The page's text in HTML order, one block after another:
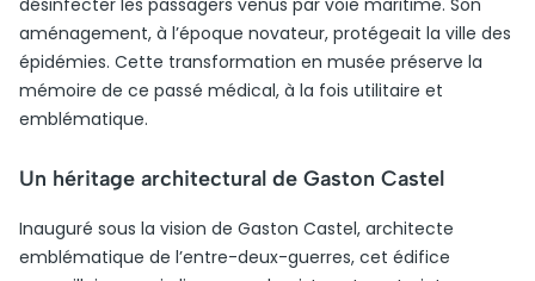
désinfecter les passagers venus par voie maritime. Son
aménagement, à l’époque novateur, protégeait la ville des
épidémies. Cette transformation en musée préserve la
mémoire de ce passé médical, à la fois utilitaire et
emblématique.
Un héritage architectural de Gaston Castel
Inauguré sous la vision de Gaston Castel, architecte
emblématique de l’entre-deux-guerres, cet édifice